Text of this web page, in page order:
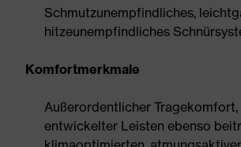
Schmutzunempfindliches,
hitzeunempfindliches
Komfortmerkmale
Außerordentlicher Tragekomfort,
entwickelter Leisten ebenso